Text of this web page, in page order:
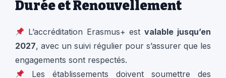
Durée et Renouvellement
L’accréditation Erasmus+ estvalable jusqu’en
2027, avec un suivi régulier pour s’assurer que les
engagements sont respectés.
Les établissements doivent soumettre des